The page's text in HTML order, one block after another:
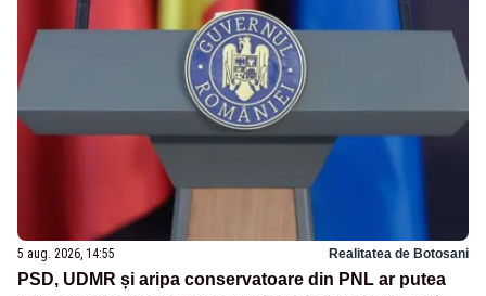
5 aug. 2026, 14:55 Realitatea de Botosani
PSD, UDMR și aripa conservatoare din PNL ar putea